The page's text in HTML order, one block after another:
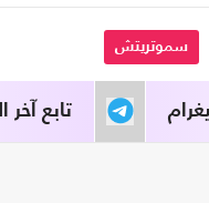
سموتريتش
تابع آخر